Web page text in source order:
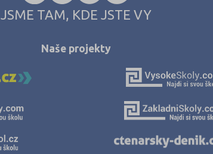
JSME TAM, KDE JSTE VY
Naše projekty